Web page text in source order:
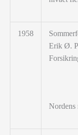
1958
Erik Ø.
Nordens